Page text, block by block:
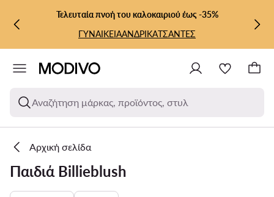
ΜΕΤΆΒΑΣΗ ΣΤΟ ΚΎΡΙΟ ΠΕΡΙΕΧΌΜΕΝΟ
ΜΕΤΆΒΑΣΗ ΣΤΗΝ ΑΝΑΖΉΤΗΣΗ
Τελευταία πνοή του καλοκαιριού έως -35%
ΓΥΝΑΙΚΕΙΑΑΝΔΡΙΚΑΤΣΑΝΤΕΣ
Αναζήτηση μάρκας, προϊόντος, στυλ
Αρχική σελίδα
Παιδιά Billieblush